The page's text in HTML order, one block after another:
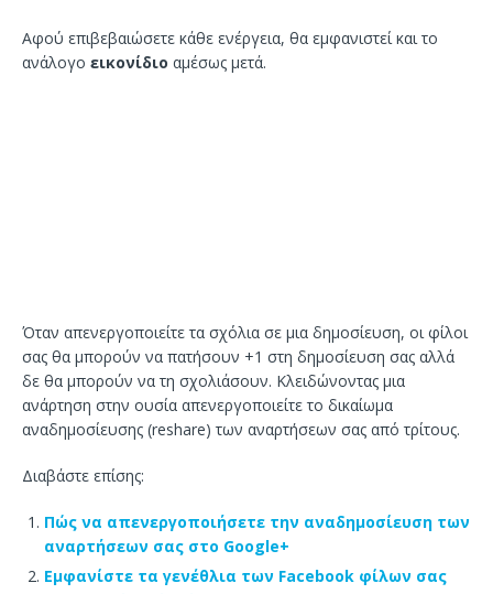
Αφού επιβεβαιώσετε κάθε ενέργεια, θα εμφανιστεί και το
ανάλογο εικονίδιο αμέσως μετά.
Όταν απενεργοποιείτε τα σχόλια σε μια δημοσίευση, οι φίλοι
σας θα μπορούν να πατήσουν +1 στη δημοσίευση σας αλλά
δε θα μπορούν να τη σχολιάσουν. Κλειδώνοντας μια
ανάρτηση στην ουσία απενεργοποιείτε το δικαίωμα
αναδημοσίευσης (reshare) των αναρτήσεων σας από τρίτους.
Διαβάστε επίσης:
Πώς να απενεργοποιήσετε την αναδημοσίευση των
αναρτήσεων σας στο Google+
Εμφανίστε τα γενέθλια των Facebook φίλων σας